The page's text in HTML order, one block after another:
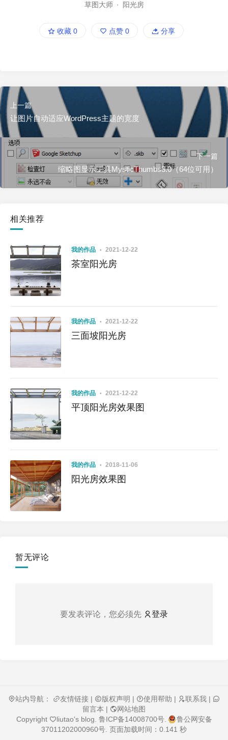
草图大师 · 阳光房
收藏 0 点赞 0 分享
上一篇
让图片自动适应WordPress主题的宽度
下一篇
缩略图显示工具MysticThumbs3.0（64位可用）
相关推荐
我的作品 2021-12-22
茶室阳光房
我的作品 2021-12-22
三面坡阳光房
我的作品 2021-12-22
平顶阳光房效果图
我的作品 2018-11-06
阳光房效果图
暂无评论
要发表评论，您必须先 登录
站内导航： 友情链接 | 版权声明 | 使用帮助 | 联系我 |
留言本 |
网站地图
Copyright
liutao's blog 鲁ICP备14008700号.
鲁公网安备
37011202000960号 . 页面加载时间：0.141 秒